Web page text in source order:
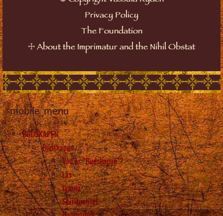
Privacy Policy
The Foundation
☩ About the Imprimatur and the Nihil Obstat
mobile_menu
BUDSKAPEN
Budskapen
Vad är “Budskapen”?
Läs
Lyssna
Spiritualitet